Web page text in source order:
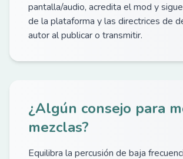
pantalla/audio, acredita el mod y
de la plataforma y las directrices de
autor al publicar o transmitir.
¿Algún consejo para
mezclas?
Equilibra la percusión de baja